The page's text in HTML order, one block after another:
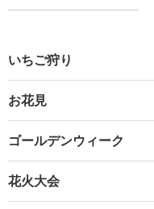
いちご狩り
お花見
ゴールデンウィーク
花火大会